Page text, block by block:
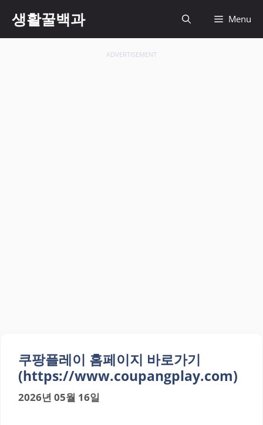
생활꿀백과 Menu
ADVERTISEMENT
쿠팡플레이 홈페이지 바로가기
(https://www.coupangplay.com)
2026년 05월 16일